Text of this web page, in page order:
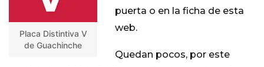
Placa Distintiva V
de Guachinche
puerta o en la ficha de esta
web.
Quedan pocos, por este